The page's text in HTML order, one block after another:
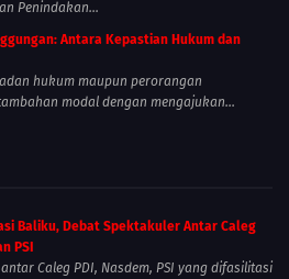
Penindakan...
Antara Kepastian Hukum dan
hukum maupun perorangan
modal dengan mengajukan...
Baliku, Debat Spektakuler Antar Caleg
PSI
Caleg PDI, Nasdem, PSI yang difasilitasi